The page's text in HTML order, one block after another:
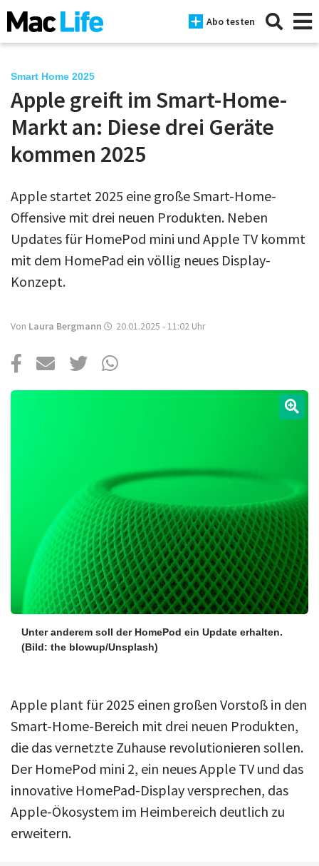
Abo testen
News
iPhone
iPad
Tests
Tipps
Magazine
Über uns
Podcast
Smart Home 2025
Apple greift im Smart-Home-
Markt an: Diese drei Geräte
kommen 2025
Apple startet 2025 eine große Smart-Home-
Offensive mit drei neuen Produkten. Neben
Updates für HomePod mini und Apple TV kommt
mit dem HomePad ein völlig neues Display-
Konzept.
Von Laura Bergmann 20.01.2025 - 11:02 Uhr
Unter anderem soll der HomePod ein Update erhalten.
(Bild: the blowup/Unsplash)
Apple plant für 2025 einen großen Vorstoß in den
Smart-Home-Bereich mit drei neuen Produkten,
die das vernetzte Zuhause revolutionieren sollen.
Der HomePod mini 2, ein neues Apple TV und das
innovative HomePad-Display versprechen, das
Apple-Ökosystem im Heimbereich deutlich zu
erweitern.